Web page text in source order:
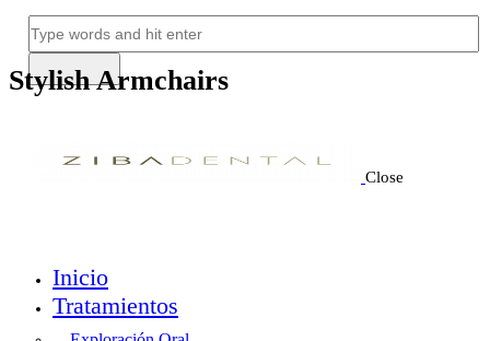
Stylish Armchairs
Close
Inicio
Tratamientos